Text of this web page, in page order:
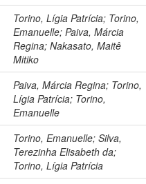
Torino, Lígia Patrícia; Torino,
Emanuelle; Paiva, Márcia
Regina; Nakasato, Maitê
Mitiko
Paiva, Márcia Regina; Torino,
Lígia Patrícia; Torino,
Emanuelle
Torino, Emanuelle; Silva,
Terezinha Elisabeth da;
Torino, Lígia Patrícia